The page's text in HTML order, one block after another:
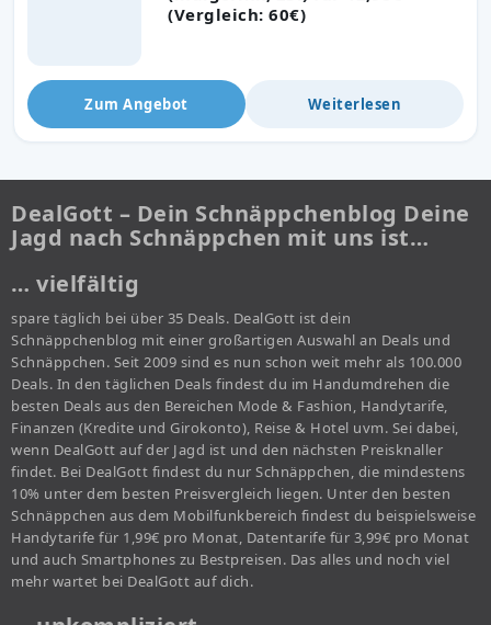
(Vergleich: 60€)
Zum Angebot Weiterlesen
DealGott – Dein Schnäppchenblog Deine
Jagd nach Schnäppchen mit uns ist…
… vielfältig
spare täglich bei über 35 Deals. DealGott ist dein
Schnäppchenblog mit einer großartigen Auswahl an Deals und
Schnäppchen. Seit 2009 sind es nun schon weit mehr als 100.000
Deals. In den täglichen Deals findest du im Handumdrehen die
besten Deals aus den Bereichen Mode & Fashion, Handytarife,
Finanzen (Kredite und Girokonto), Reise & Hotel uvm. Sei dabei,
wenn DealGott auf der Jagd ist und den nächsten Preisknaller
findet. Bei DealGott findest du nur Schnäppchen, die mindestens
10% unter dem besten Preisvergleich liegen. Unter den besten
Schnäppchen aus dem Mobilfunkbereich findest du beispielsweise
Handytarife für 1,99€ pro Monat, Datentarife für 3,99€ pro Monat
und auch Smartphones zu Bestpreisen. Das alles und noch viel
mehr wartet bei DealGott auf dich.